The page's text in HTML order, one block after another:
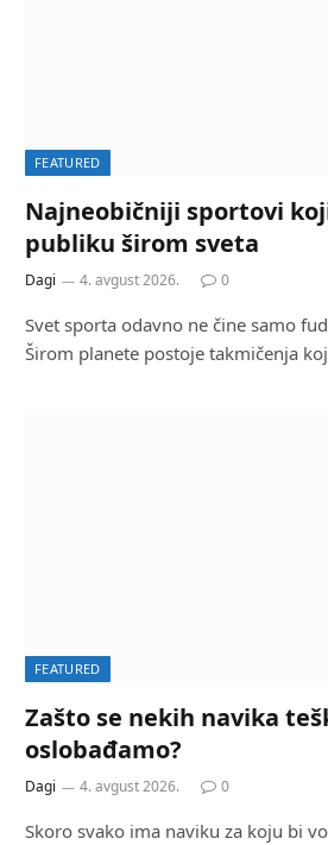
FEATURED
Najneobičniji sportovi
publiku širom sveta
Dagi 4. avgust 2026. 0
Svet sporta odavno ne čine samo
Širom planete postoje takmičenja
FEATURED
Zašto se nekih navika
oslobađamo?
Dagi 4. avgust 2026. 0
Skoro svako ima naviku za koju bi